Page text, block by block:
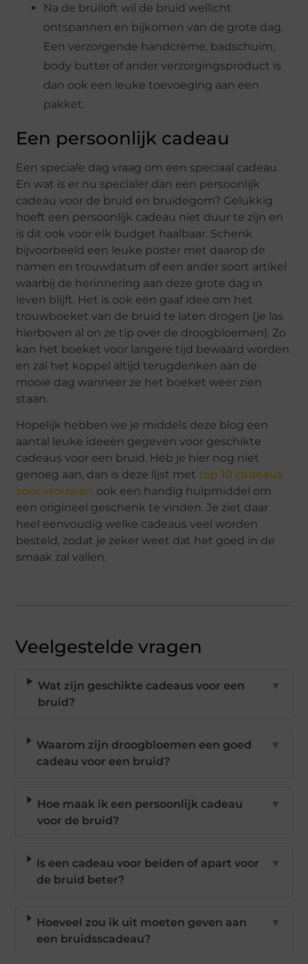
Na de bruiloft wil de bruid wellicht
ontspannen en bijkomen van de grote dag.
Een verzorgende handcrème, badschuim,
body butter of ander verzorgingsproduct is
dan ook een leuke toevoeging aan een
pakket.
Een persoonlijk cadeau
Een speciale dag vraag om een speciaal cadeau.
En wat is er nu specialer dan een persoonlijk
cadeau voor de bruid en bruidegom? Gelukkig
hoeft een persoonlijk cadeau niet duur te zijn en
is dit ook voor elk budget haalbaar. Schenk
bijvoorbeeld een leuke poster met daarop de
namen en trouwdatum of een ander soort artikel
waarbij de herinnering aan deze grote dag in
leven blijft. Het is ook een gaaf idee om het
trouwboeket van de bruid te laten drogen (je las
hierboven al on ze tip over de droogbloemen). Zo
kan het boeket voor langere tijd bewaard worden
en zal het koppel altijd terugdenken aan de
mooie dag wanneer ze het boeket weer zien
staan.
Hopelijk hebben we je middels deze blog een
aantal leuke ideeën gegeven voor geschikte
cadeaus voor een bruid. Heb je hier nog niet
genoeg aan, dan is deze lijst mettop 10 cadeaus
voor vrouwen ook een handig hulpmiddel om
een origineel geschenk te vinden. Je ziet daar
heel eenvoudig welke cadeaus veel worden
besteld, zodat je zeker weet dat het goed in de
smaak zal vallen.
Veelgestelde vragen
Wat zijn geschikte cadeaus voor een
bruid?
▼
Waarom zijn droogbloemen een goed
cadeau voor een bruid?
▼
Hoe maak ik een persoonlijk cadeau
voor de bruid?
▼
Is een cadeau voor beiden of apart voor
de bruid beter?
▼
Hoeveel zou ik uit moeten geven aan
een bruidsscadeau?
▼